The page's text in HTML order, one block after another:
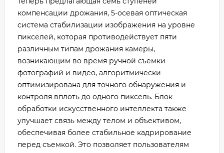
компенсации дрожания, 5-осевая оптическая
система стабилизации изображения на уровне
пикселей, которая противодействует пяти
различным типам дрожания камеры,
возникающим во время ручной съемки
фотографий и видео, алгоритмически
оптимизирована для точного обнаружения и
контроля вплоть до одного пиксель. Блок
обработки искусственного интеллекта также
улучшает связь между телом и объективом,
обеспечивая более стабильное кадрирование
перед съемкой. Это позволяет пользователям